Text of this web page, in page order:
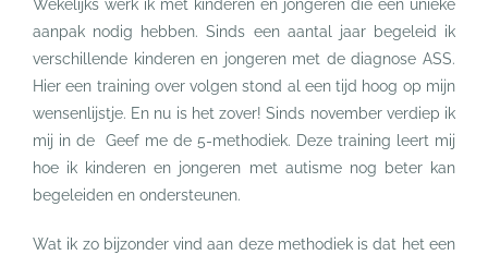
Wekelijks werk ik met kinderen en jongeren die een unieke
aanpak nodig hebben. Sinds een aantal jaar begeleid ik
verschillende kinderen en jongeren met de diagnose ASS.
Hier een training over volgen stond al een tijd hoog op mijn
wensenlijstje. En nu is het zover! Sinds november verdiep ik
mij in de Geef me de 5-methodiek. Deze training leert mij
hoe ik kinderen en jongeren met autisme nog beter kan
begeleiden en ondersteunen.
Wat ik zo bijzonder vind aan deze methodiek is dat het een